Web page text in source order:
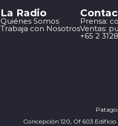
La Radio
Quiénes Somos
Trabaja con Nosotros
Prensa:
Ventas:
+65 2
Concepción 120, Of 603